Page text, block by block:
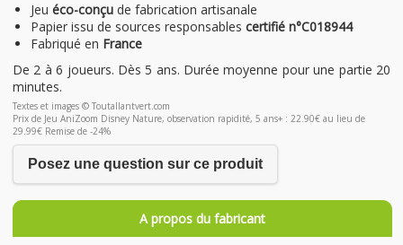
Jeu éco-conçu de fabrication artisanale
Papier issu de sources responsables certifié n°C018944
Fabriqué en France
De 2 à 6 joueurs. Dès 5 ans. Durée moyenne pour une partie 20
minutes.
Textes et images © Toutallantvert.com
Prix de Jeu AniZoom Disney Nature, observation rapidité, 5 ans+ : 22.90€ au lieu de
29.99€ Remise de -24%
Posez une question sur ce produit
A propos du fabricant